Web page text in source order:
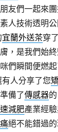
朋友們一起來
人技術透明
宜蘭外送茶穿
，是我們始
們瞬間便燃起
人分享了您
備了傳感器
減肥產業經
絕不能錯過